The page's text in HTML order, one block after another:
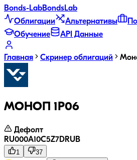
Bonds-LabBondsLab
Облигации
Альтернативы
Обучение
API Данные
Главная Скринер облигаций
МОНОП 1P06
Дефолт
RU000A10C5Z7DRUB
1 37